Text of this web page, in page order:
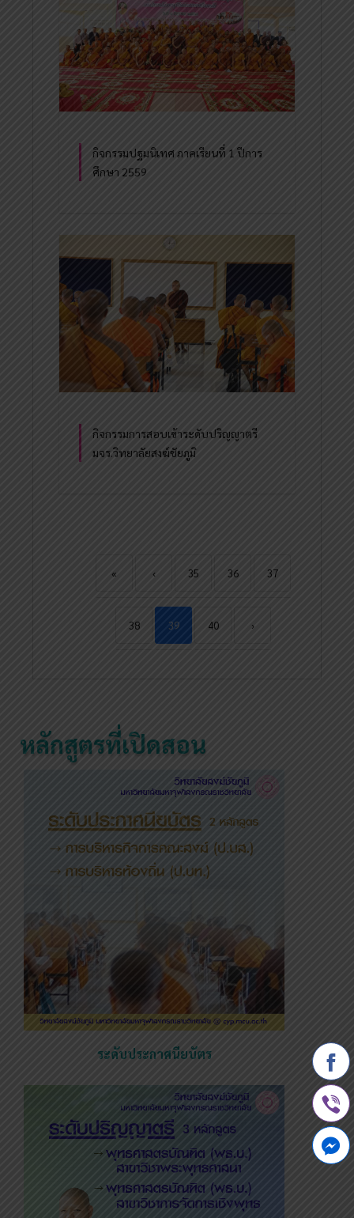
กิจกรรมปฐมนิเทศ ภาคเรียนที่ 1 ปีการ
ศึกษา 2559
กิจกรรมการสอบเข้าระดับปริญญาตรี
มจร.วิทยาลัยสงฆ์ชัยภูมิ
« ‹ 35 36 37
38 39 40 ›
หลักสูตรที่เปิดสอน
ระดับประกาศนียบัตร